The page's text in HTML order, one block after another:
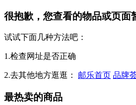
很抱歉，您查看的物品或页面
试试下面几种方法吧：
1.检查网址是否正确
2.去其他地方逛逛： 邮乐首页 品牌
最热卖的商品